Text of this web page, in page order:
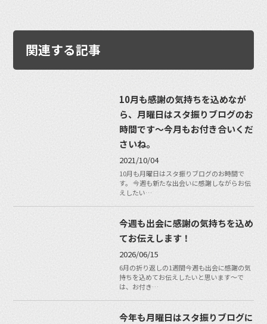
関連する記事
10月も感謝の気持ちを込めなが
ら、月曜日はスタ振りブログのお
時間です〜今月もお付き合いくだ
さいね。
2021/10/04
10月も月曜日はスタ振りブログのお時間で
す。 今週も新たな出会いに感謝しながらお伝
えしたい…
今週も出会に感謝の気持ちを込め
てお伝えします！
2026/06/15
6月の折り返しの1週間今週も出会に感謝の気
持ちを込めてお伝えしたいと思います〜で
は、お付き…
今年も月曜日はスタ振りブログに